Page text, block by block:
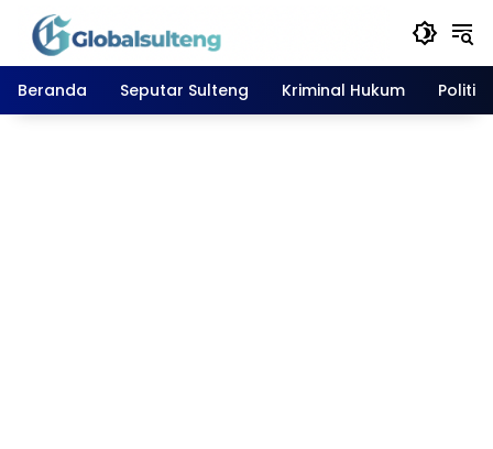
Langsung
konten
Beranda
Seputar Sulteng Kriminal Hukum Politik